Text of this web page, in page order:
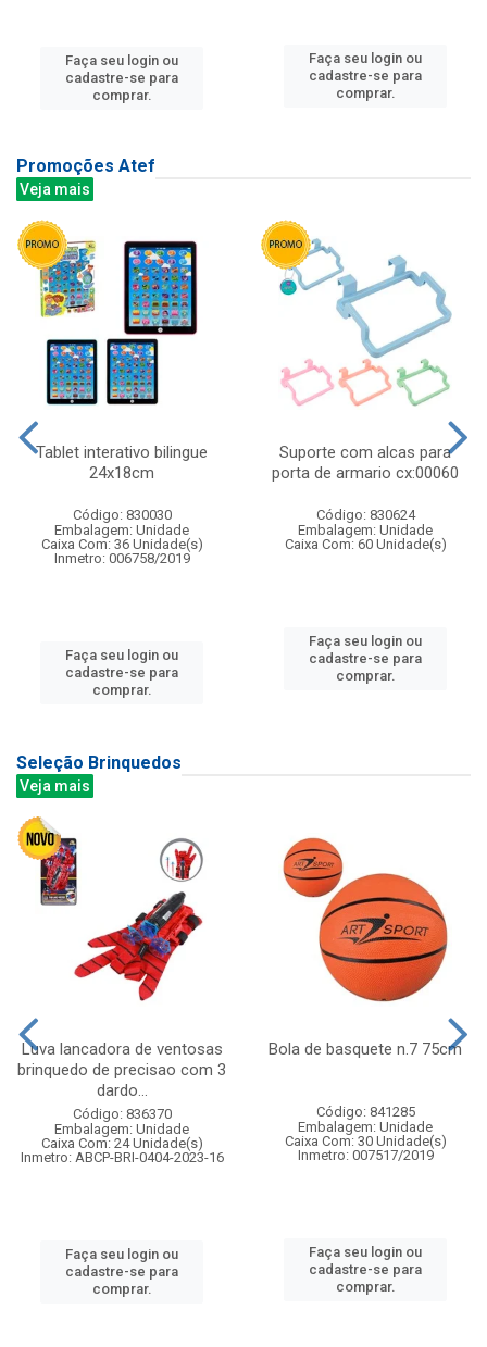
Faça seu login ou
cadastre-se para
comprar.
Faça seu login ou
cadastre-se para
comprar.
Promoções Atef
Veja mais
Tablet interativo bilingue
24x18cm
Código: 830030
Embalagem: Unidade
Caixa Com: 36 Unidade(s)
Inmetro: 006758/2019
Faça seu login ou
cadastre-se para
comprar.
Suporte com alcas para
porta de armario cx:00060
Código: 830624
Embalagem: Unidade
Caixa Com: 60 Unidade(s)
Faça seu login ou
cadastre-se para
comprar.
Seleção Brinquedos
Veja mais
Luva lancadora de ventosas
brinquedo de precisao com 3
dardo...
Código: 836370
Embalagem: Unidade
Caixa Com: 24 Unidade(s)
Inmetro: ABCP-BRI-0404-2023-16
Faça seu login ou
cadastre-se para
comprar.
Bola de basquete n.7 75cm
Código: 841285
Embalagem: Unidade
Caixa Com: 30 Unidade(s)
Inmetro: 007517/2019
Faça seu login ou
cadastre-se para
comprar.